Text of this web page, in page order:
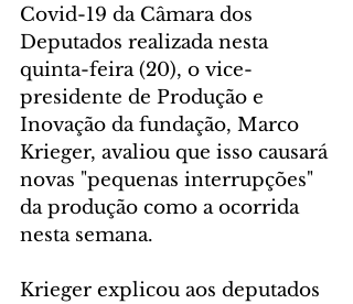
Covid-19 da Câmara dos
Deputados realizada nesta
quinta-feira (20), o vice-
presidente de Produção e
Inovação da fundação, Marco
Krieger, avaliou que isso causará
novas "pequenas interrupções"
da produção como a ocorrida
nesta semana.
Krieger explicou aos deputados